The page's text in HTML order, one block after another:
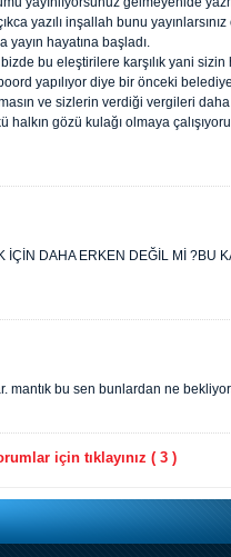
yazılı inşallah bunu
yayın hayatına başladı.
bu eleştirilere karşılık yani sizin
yapılıyor diye bir önceki
ve sizlerin verdiği vergileri
halkın gözü kulağı olmaya
DAHA ERKEN DEĞİL Mİ ?BU
mantık bu sen bunlardan ne
için tıklayınız ( 3 )